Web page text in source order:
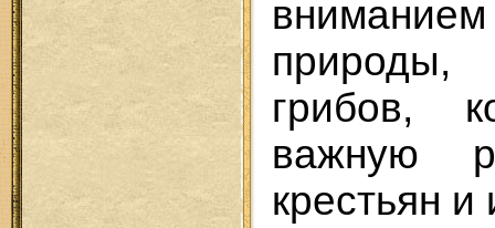
природы,
грибов,
важную
крестьян